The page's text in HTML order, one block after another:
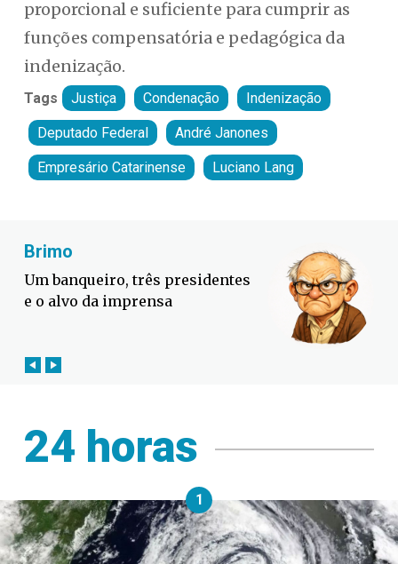
proporcional e suficiente para cumprir as
funções compensatória e pedagógica da
indenização.
Tags Justiça Condenação Indenização
Deputado Federal André Janones
Empresário Catarinense Luciano Lang
Fabiano Bordignon
Defesa Civil lança campanha
contra o El Niño em SC
24 horas
1